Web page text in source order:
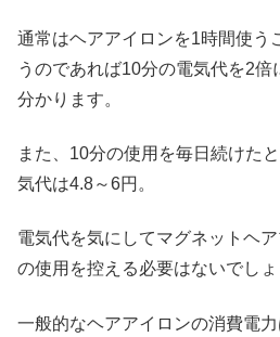
通常はヘアアイロンを1時間使う
うのであれば10分の電気代を2
分かります。
また、10分の使用を毎日続けた
気代は4.8～6円。
電気代を気にしてマグネットヘ
の使用を控える必要はないでしょ
一般的なヘアアイロンの消費電